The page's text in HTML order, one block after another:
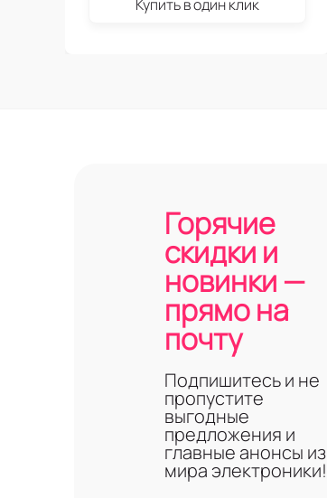
Купить в один клик
Горячие
скидки и
новинки —
прямо на
почту
Подпишитесь и не
пропустите
выгодные
предложения и
главные анонсы из
мира электроники!